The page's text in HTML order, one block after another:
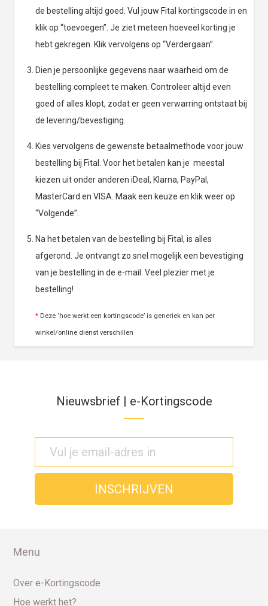
de bestelling altijd goed. Vul jouw Fital kortingscode in en
klik op “toevoegen”. Je ziet meteen hoeveel korting je
hebt gekregen. Klik vervolgens op “Verdergaan”.
Dien je persoonlijke gegevens naar waarheid om de
bestelling compleet te maken. Controleer altijd even
goed of alles klopt, zodat er geen verwarring ontstaat bij
de levering/bevestiging.
Kies vervolgens de gewenste betaalmethode voor jouw
bestelling bij Fital. Voor het betalen kan je meestal
kiezen uit onder anderen iDeal, Klarna, PayPal,
MasterCard en VISA. Maak een keuze en klik weer op
“Volgende”.
Na het betalen van de bestelling bij Fital, is alles
afgerond. Je ontvangt zo snel mogelijk een bevestiging
van je bestelling in de e-mail. Veel plezier met je
bestelling!
* Deze ‘hoe werkt een kortingscode’ is generiek en kan per
winkel/online dienst verschillen
Nieuwsbrief | e-Kortingscode
Menu
Over e-Kortingscode
Hoe werkt het?